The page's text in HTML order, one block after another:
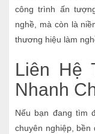
công trình ấn
nghề, mà còn là
thương hiệu làm
Liên Hệ
Nhanh
Nếu bạn đang tìm
chuyên nghiệp,